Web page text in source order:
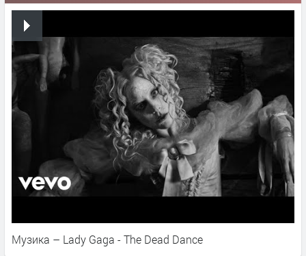
Музика – Lady Gaga - The Dead Dance